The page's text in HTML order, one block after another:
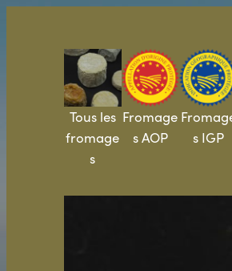
Tous les
fromage
s
Fromage
s AOP
s IGP